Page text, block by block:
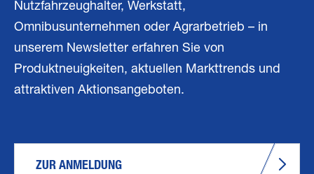
Nutzfahrzeughalter, Werkstatt,
Omnibusunternehmen oder Agrarbetrieb – in
unserem Newsletter erfahren Sie von
Produktneuigkeiten, aktuellen Markttrends und
attraktiven Aktionsangeboten.
ZUR ANMELDUNG